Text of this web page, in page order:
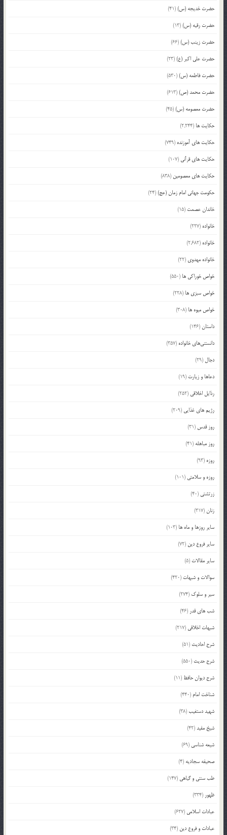
حضرت خدیجه (س)(41)
حضرت رقیه (س)(13)
حضرت زینب (س)(66)
حضرت علی اکبر (ع)(23)
حضرت فاطمه (س)(530)
حضرت محمد (ص)(613)
حضرت معصومه (س)(45)
حکایت ها (2,244)
حکایت های آموزنده (749)
حکایت های قرآنی (107)
حکایت های معصومین (838)
حکومت جهانی امام زمان (عج)(24)
خاندان عصمت (15)
خانواده (227)
خانواده (2,682)
خانواده مهدوی (22)
خواص خوراکی ها (550)
خواص سبزی ها (228)
خواص میوه ها (308)
داستان(146)
دانستنی‌های خانواده (357)
دجال (29)
دعاها و زیارت (19)
رذایل اخلاقی (252)
رژیم های غذایی (209)
روز قدس (31)
روز مباهله (41)
روزه (93)
روزه و سلامتی (101)
زرتشتی (40)
زنان(317)
سایر روزها و ماه ها (103)
سایر فروع دین (72)
سایر مقالات (5)
سوالات و شبهات (420)
سیر و سلوک (274)
شب های قدر (46)
شبهات اخلاقی (217)
شرح احادیث (51)
شرح حدیث (550)
شرح دیوان حافظ (11)
شناخت امام (440)
شهید دستغیب(38)
شیخ مفید(42)
شیعه شناسی (69)
صحیفه سجادیه (4)
طب سنتی و گیاهی (147)
ظهور (334)
عبادات اسلامی (627)
عبادات و فروع دین (34)